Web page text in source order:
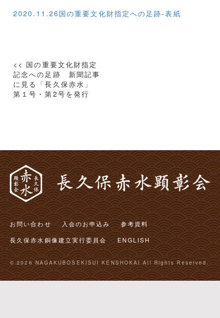
2020.11.26国の重要文化財指定への足跡-表紙
投
稿
ナ
ビ
ョ
ン
<< 国の重要文化財指定
記念への足跡 新聞記事
に見る「長久保赤水」
第１号・第2号を発行
お問い合わせ 入会のお申込み
参考資料
長久保赤水銅像建立実行委員会
ENGLISH
© 2026 NAGAKUBOSEKISUI KENSHOKAI All Rights Reserved.